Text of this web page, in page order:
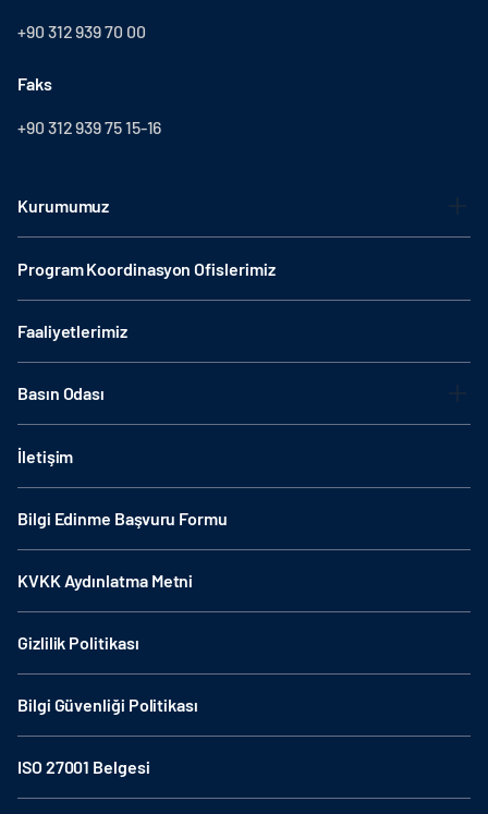
+90 312 939 70 00
Faks
+90 312 939 75 15-16
Kurumumuz
Program Koordinasyon Ofislerimiz
Faaliyetlerimiz
Basın Odası
İletişim
Bilgi Edinme Başvuru Formu
KVKK Aydınlatma Metni
Gizlilik Politikası
Bilgi Güvenliği Politikası
ISO 27001 Belgesi